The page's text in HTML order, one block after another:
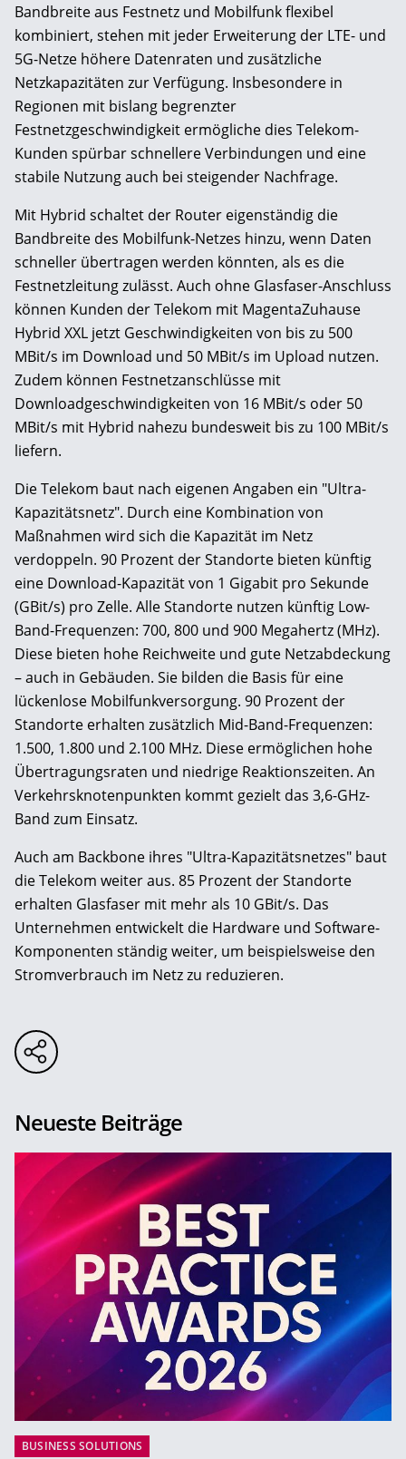
Bandbreite aus Festnetz und Mobilfunk flexibel
kombiniert, stehen mit jeder Erweiterung der LTE- und
5G-Netze höhere Datenraten und zusätzliche
Netzkapazitäten zur Verfügung. Insbesondere in
Regionen mit bislang begrenzter
Festnetzgeschwindigkeit ermögliche dies Telekom-
Kunden spürbar schnellere Verbindungen und eine
stabile Nutzung auch bei steigender Nachfrage.
Mit Hybrid schaltet der Router eigenständig die
Bandbreite des Mobilfunk-Netzes hinzu, wenn Daten
schneller übertragen werden könnten, als es die
Festnetzleitung zulässt. Auch ohne Glasfaser-Anschluss
können Kunden der Telekom mit MagentaZuhause
Hybrid XXL jetzt Geschwindigkeiten von bis zu 500
MBit/s im Download und 50 MBit/s im Upload nutzen.
Zudem können Festnetzanschlüsse mit
Downloadgeschwindigkeiten von 16 MBit/s oder 50
MBit/s mit Hybrid nahezu bundesweit bis zu 100 MBit/s
liefern.
Die Telekom baut nach eigenen Angaben ein "Ultra-
Kapazitätsnetz". Durch eine Kombination von
Maßnahmen wird sich die Kapazität im Netz
verdoppeln. 90 Prozent der Standorte bieten künftig
eine Download-Kapazität von 1 Gigabit pro Sekunde
(GBit/s) pro Zelle. Alle Standorte nutzen künftig Low-
Band-Frequenzen: 700, 800 und 900 Megahertz (MHz).
Diese bieten hohe Reichweite und gute Netzabdeckung
– auch in Gebäuden. Sie bilden die Basis für eine
lückenlose Mobilfunkversorgung. 90 Prozent der
Standorte erhalten zusätzlich Mid-Band-Frequenzen:
1.500, 1.800 und 2.100 MHz. Diese ermöglichen hohe
Übertragungsraten und niedrige Reaktionszeiten. An
Verkehrsknotenpunkten kommt gezielt das 3,6-GHz-
Band zum Einsatz.
Auch am Backbone ihres "Ultra-Kapazitätsnetzes" baut
die Telekom weiter aus. 85 Prozent der Standorte
erhalten Glasfaser mit mehr als 10 GBit/s. Das
Unternehmen entwickelt die Hardware und Software-
Komponenten ständig weiter, um beispielsweise den
Stromverbrauch im Netz zu reduzieren.
Neueste Beiträge
BUSINESS SOLUTIONS